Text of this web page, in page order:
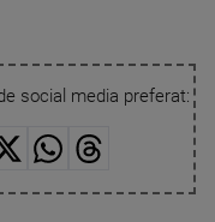
social media preferat: